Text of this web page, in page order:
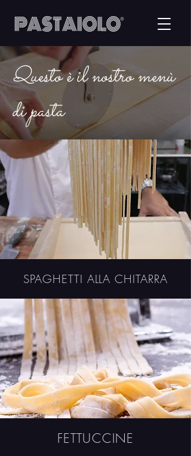
Questo è il nostro menù
di pasta
SPAGHETTI ALLA CHITARRA
FETTUCCINE